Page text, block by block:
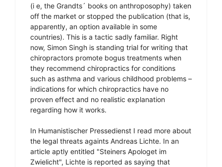
(i e, the Grandts´ books on anthroposophy) taken
off the market or stopped the publication (that is,
apparently, an option available in some
countries). This is a tactic sadly familiar. Right
now, Simon Singh is standing trial for writing that
chiropractors promote bogus treatments when
they recommend chiropractics for conditions
such as asthma and various childhood problems –
indications for which chiropractics have no
proven effect and no realistic explanation
regarding how it works.
In Humanistischer Pressedienst I read more about
the legal threats againts Andreas Lichte. In an
article aptly entitled "Steiners Apologet im
Zwielicht", Lichte is reported as saying that